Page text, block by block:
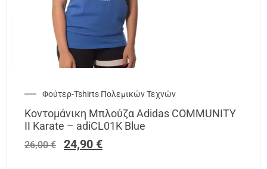
Φούτερ-Tshirts Πολεμικών Τεχνών
Κοντομάνικη Μπλούζα Adidas COMMUNITY
II Karate – adiCL01K Blue
26,00€ 24,90 €